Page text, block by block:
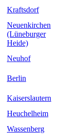
Kraftsdorf
Neuenkirchen
(Lüneburger
Heide)
Neuhof
Berlin
Kaiserslautern
Heuchelheim
Wassenberg